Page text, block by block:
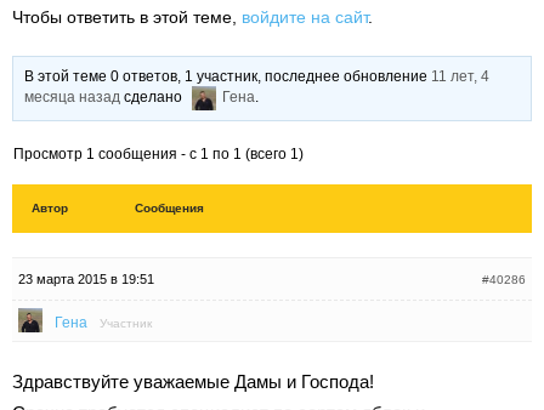
Чтобы ответить в этой теме, войдите на сайт.
В этой теме 0 ответов, 1 участник, последнее обновление 11 лет, 4
месяца назад сделано Гена.
Просмотр 1 сообщения - с 1 по 1 (всего 1)
Автор Сообщения
23 марта 2015 в 19:51 #40286
Гена Участник
Здравствуйте уважаемые Дамы и Господа!